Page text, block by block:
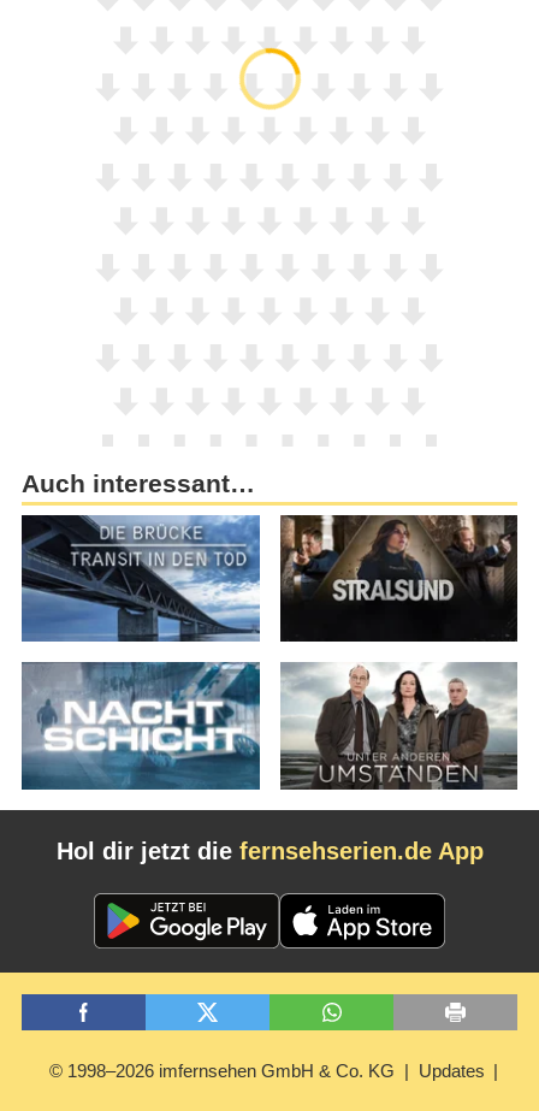
Auch interessant…
Hol dir jetzt die fernsehserien.de App
© 1998–2026 imfernsehen GmbH & Co. KG Updates